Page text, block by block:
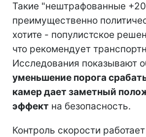
Такие "нештрафованные
преимущественно
хотите - популистское
что рекомендует
Исследования показывают
уменьшение порога
камер дает заметный
эффект на безопасность.
Контроль скорости